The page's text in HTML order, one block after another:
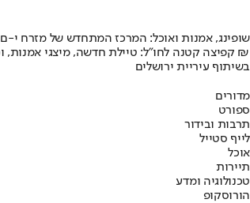
שופינג, אמנות ואוכל: המרכז המתחדש של מזרח י-ם
קפיצה קטנה לחו"ל: טיילת חדשה, מיצגי אמנות, וכיכרות משופצות בהשקעה של 100 מיליון ₪
בשיתוף עיריית ירושלים
מדורים
ספורט
תרבות ובידור
לייף סטייל
אוכל
תיירות
טכנולוגיה ומדע
הורוסקופ